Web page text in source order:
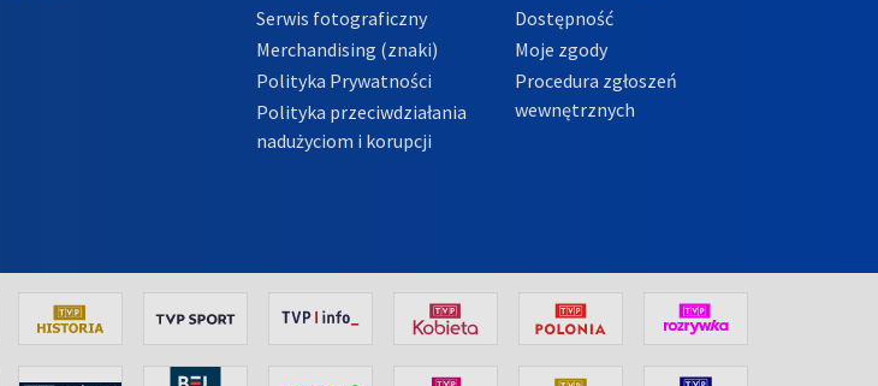
Serwis fotograficzny
Merchandising (znaki)
Polityka Prywatności
Polityka przeciwdziałania
nadużyciom i korupcji
Dostępność
Moje zgody
Procedura zgłoszeń
wewnętrznych